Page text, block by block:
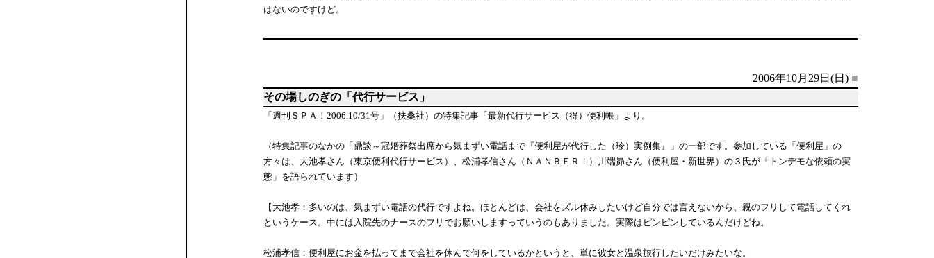
はないのですけど。
2006年10月29日(日) ■
その場しのぎの「代行サービス」
「週刊ＳＰＡ！2006.10/31号」（扶桑社）の特集記事「最新代行サービス（得）便利帳」より。
（特集記事のなかの「鼎談～冠婚葬祭出席から気まずい電話まで『便利屋が代行した（珍）実例集』」の一部です。参加している「便利屋」の
方々は、大池孝さん（東京便利代行サービス）、松浦孝信さん（ＮＡＮＢＥＲＩ）川端昴さん（便利屋・新世界）の３氏が「トンデモな依頼の実
態」を語られています）
【大池孝：多いのは、気まずい電話の代行ですよね。ほとんどは、会社をズル休みしたいけど自分では言えないから、親のフリして電話してくれ
というケース。中には入院先のナースのフリでお願いしますっていうのもありました。実際はピンピンしているんだけどね。
松浦孝信：便利屋にお金を払ってまで会社を休んで何をしているかというと、単に彼女と温泉旅行したいだけみたいな。